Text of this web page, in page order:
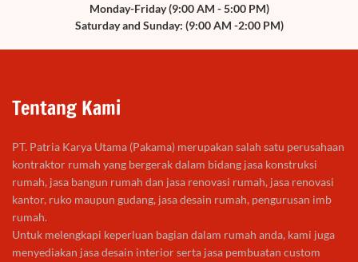
Monday-Friday (9:00 AM - 5:00 PM)
Saturday and Sunday: (9:00 AM -2:00 PM)
Tentang Kami
PT. Patria Karya Utama (Pakama) merupakan salah satu perusahaan
kontraktor rumah yang bergerak dalam bidang jasa konstruksi
rumah, jasa bangun rumah dan jasa renovasi rumah, jasa renovasi
kantor, ruko maupun gudang, jasa desain rumah, pengurusan imb
rumah.
Untuk melengkapi keperluan bagian dalam rumah anda, kami juga
menyediakan jasa desain interior serta jasa pembuatan custom